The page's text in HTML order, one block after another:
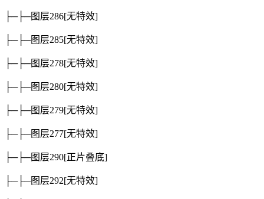
├─├─图层286[无特效]
├─├─图层285[无特效]
├─├─图层278[无特效]
├─├─图层280[无特效]
├─├─图层279[无特效]
├─├─图层277[无特效]
├─├─图层290[正片叠底]
├─├─图层292[无特效]